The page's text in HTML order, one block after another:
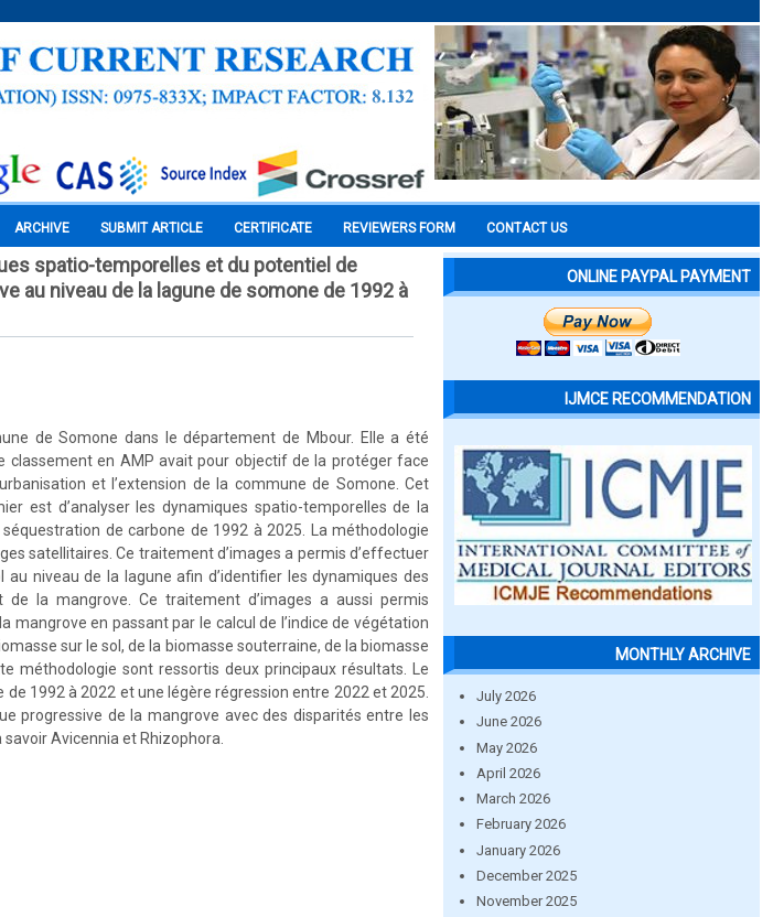
ARCHIVE SUBMIT ARTICLE CERTIFICATE REVIEWERS FORM CONTACT US
spatio-temporelles et du potentiel de
au niveau de la lagune de somone de 1992 à
de Somone dans le département de Mbour. Elle a été
classement en AMP avait pour objectif de la protéger face
et l’extension de la commune de Somone. Cet
est d’analyser les dynamiques spatio-temporelles de la
de carbone de 1992 à 2025. La méthodologie
satellitaires. Ce traitement d’images a permis d’effectuer
niveau de la lagune afin d’identifier les dynamiques des
la mangrove. Ce traitement d’images a aussi permis
mangrove en passant par le calcul de l’indice de végétation
sur le sol, de la biomasse souterraine, de la biomasse
méthodologie sont ressortis deux principaux résultats. Le
1992 à 2022 et une légère régression entre 2022 et 2025.
progressive de la mangrove avec des disparités entre les
Avicennia et Rhizophora.
ONLINE PAYPAL PAYMENT
IJMCE RECOMMENDATION
MONTHLY ARCHIVE
July 2026
June 2026
May 2026
April 2026
March 2026
February 2026
January 2026
December 2025
November 2025